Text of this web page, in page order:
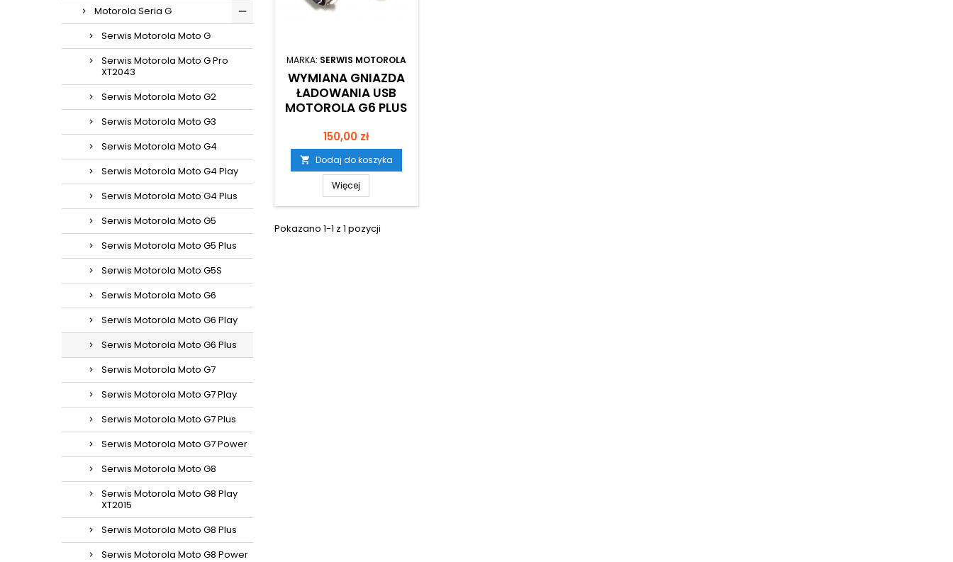
Motorola Seria G
Serwis Motorola Moto G
Serwis Motorola Moto G Pro
XT2043
Serwis Motorola Moto G2
Serwis Motorola Moto G3
Serwis Motorola Moto G4
Serwis Motorola Moto G4 Play
Serwis Motorola Moto G4 Plus
Serwis Motorola Moto G5
Serwis Motorola Moto G5 Plus
Serwis Motorola Moto G5S
Serwis Motorola Moto G6
Serwis Motorola Moto G6 Play
Serwis Motorola Moto G6 Plus
Serwis Motorola Moto G7
Serwis Motorola Moto G7 Play
Serwis Motorola Moto G7 Plus
Serwis Motorola Moto G7 Power
Serwis Motorola Moto G8
Serwis Motorola Moto G8 Play
XT2015
Serwis Motorola Moto G8 Plus
Serwis Motorola Moto G8 Power
MARKA: SERWIS MOTOROLA
WYMIANA GNIAZDA
ŁADOWANIA USB
MOTOROLA G6 PLUS
Cena
150,00 zł
 Dodaj do koszyka
Więcej
Pokazano 1-1 z 1 pozycji